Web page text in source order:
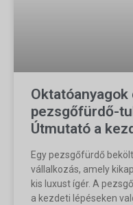
Oktatóanyagok
pezsgőfürdő-
Útmutató a
Egy pezsgőfürdő
vállalkozás, amely
kis luxust ígér. A
a kezdeti lépéseken